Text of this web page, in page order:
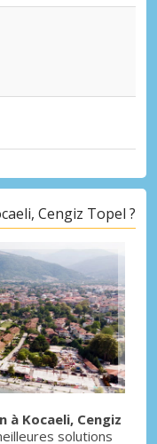
Cengiz Topel ?
Kocaeli, Cengiz
solutions